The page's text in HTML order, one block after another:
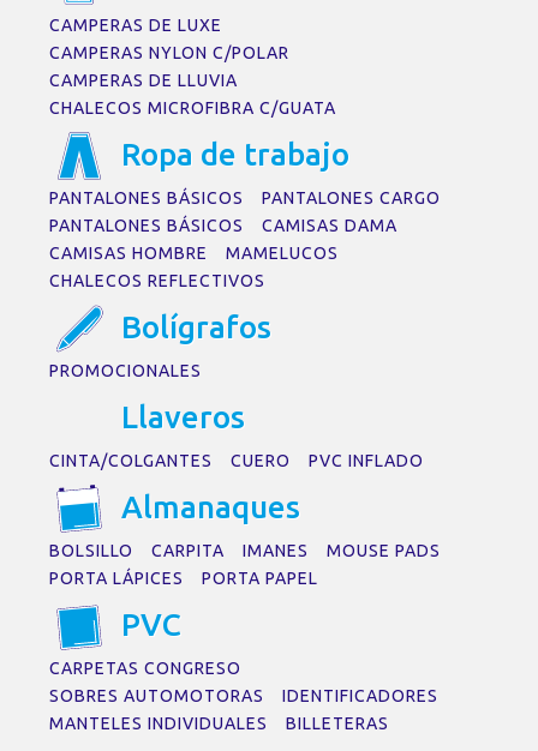
CAMPERAS DE LUXE
CAMPERAS NYLON C/POLAR
CAMPERAS DE LLUVIA
CHALECOS MICROFIBRA C/GUATA
Ropa de trabajo
PANTALONES BÁSICOS
PANTALONES CARGO
PANTALONES BÁSICOS
CAMISAS DAMA
CAMISAS HOMBRE
MAMELUCOS
CHALECOS REFLECTIVOS
Bolígrafos
PROMOCIONALES
Llaveros
CINTA/COLGANTES CUERO PVC INFLADO
Almanaques
BOLSILLO CARPITA IMANES
MOUSE PADS
PORTA LÁPICES
PORTA PAPEL
PVC
CARPETAS CONGRESO
SOBRES AUTOMOTORAS
IDENTIFICADORES
MANTELES INDIVIDUALES
BILLETERAS